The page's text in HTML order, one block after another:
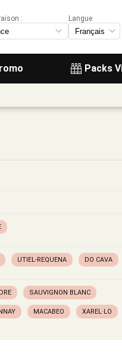
Packs
:
Langue
UTIEL-REQUENA DO CAVA
SAUVIGNON BLANC
MACABEO XAREL·LO